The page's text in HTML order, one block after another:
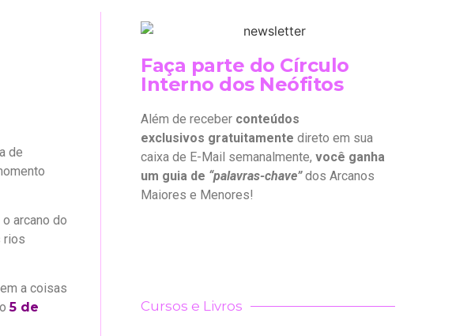
de
arcano do
rios
a coisas
5 de
Faça parte do Círculo
Interno dos Neófitos
Além de receber conteúdos
exclusivos gratuitamente direto em sua
caixa de E-Mail semanalmente, você ganha
um guia de “palavras-chave”dos Arcanos
Maiores e Menores!
Cursos e Livros